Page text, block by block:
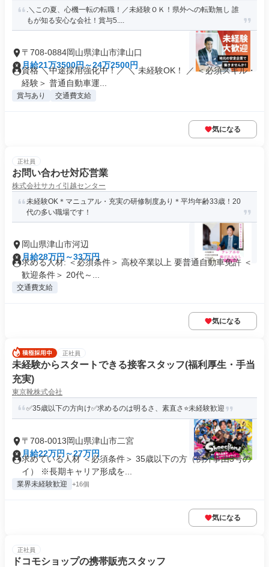
.＼この夏、心機一転の転職！／未経験ＯＫ！県外への転勤無し 誰
もが知る安心な会社！賞与5....
〒708-0884岡山県津山市津山口
月給21万3500円～24万2500円
資格 ＼中途採用強化中！／ ＼ 未経験OK！ ／ ＜必須スキル・
経験＞ 普通自動車運...
賞与あり 交通費支給
気になる
正社員
お問い合わせ対応営業
株式会社サカイ引越センター
未経験OK＊マニュアル・充実の研修制度あり＊平均年齢33歳！20
代の多い職場です！
岡山県津山市河辺
月給28万円～33万円
求める人材: ＜必須条件＞ 高校卒業以上 要普通自動車免許 ＜
歓迎条件＞ 20代～...
交通費支給
気になる
正社員
未経験からスタートできる接客スタッフ(福利厚生・手当
充実)
東京靴株式会社
✅35歳以下の方向け✅求めるのは明るさ、素直さ⭐️未経験歓迎
〒708-0013岡山県津山市二宮
月給22万円～27万円
求めている人材 ＜必須条件＞ 35歳以下の方（例外事由3号の
イ） ※長期キャリア形成を...
業界未経験歓迎 +16個
気になる
正社員
ドコモショップの携帯販売スタッフ